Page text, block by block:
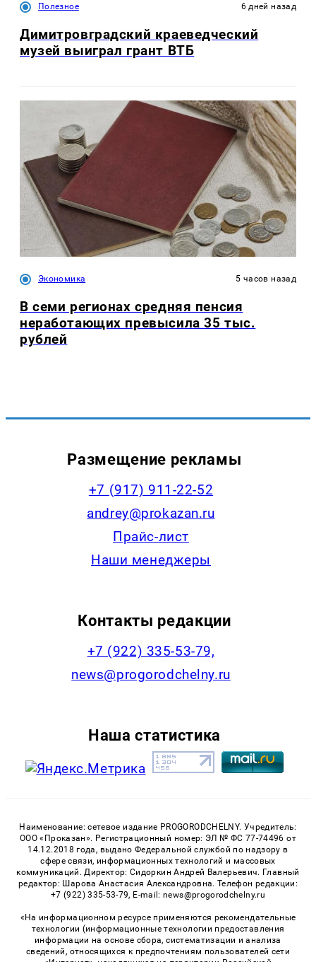
Полезное 6 дней назад
Димитровградский краеведческий
музей выиграл грант ВТБ
Экономика 5 часов назад
В семи регионах средняя пенсия
неработающих превысила 35 тыс.
рублей
Размещение рекламы
+7 (917) 911-22-52
andrey@prokazan.ru
Прайс-лист
Наши менеджеры
Контакты редакции
+7 (922) 335-53-79,
news@progorodchelny.ru
Наша статистика
Наименование: сетевое издание PROGORODCHELNY. Учредитель:
ООО «Проказан». Регистрационный номер: ЭЛ № ФС 77-74496 от
14.12.2018 года, выдано Федеральной службой по надзору в
сфере связи, информационных технологий и массовых
коммуникаций. Директор: Сидоркин Андрей Валерьевич. Главный
редактор: Шарова Анастасия Александровна. Телефон редакции:
+7 (922) 335-53-79, E-mail: news@progorodchelny.ru
«На информационном ресурсе применяются рекомендательные
технологии (информационные технологии предоставления
информации на основе сбора, систематизации и анализа
сведений, относящихся к предпочтениям пользователей сети